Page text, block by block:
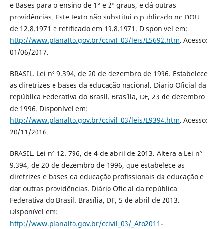
e Bases para o ensino de 1° e 2º graus, e dá outras
providências. Este texto não substitui o publicado no DOU
de 12.8.1971 e retificado em 19.8.1971. Disponível em:
http://www.planalto.gov.br/ccivil_03/leis/L5692.htm. Acesso:
01/06/2017.
BRASIL. Lei nº 9.394, de 20 de dezembro de 1996. Estabelece
as diretrizes e bases da educação nacional. Diário Oficial da
república Federativa do Brasil. Brasília, DF, 23 de dezembro
de 1996. Disponível em:
http://www.planalto.gov.br/ccivil_03/leis/L9394.htm. Acesso:
20/11/2016.
BRASIL. Lei nº 12. 796, de 4 de abril de 2013. Altera a Lei nº
9.394, de 20 de dezembro de 1996, que estabelece as
diretrizes e bases da educação profissionais da educação e
dar outras providências. Diário Oficial da república
Federativa do Brasil. Brasília, DF, 5 de abril de 2013.
Disponível em:
http://www.planalto.gov.br/ccivil_03/_Ato2011-